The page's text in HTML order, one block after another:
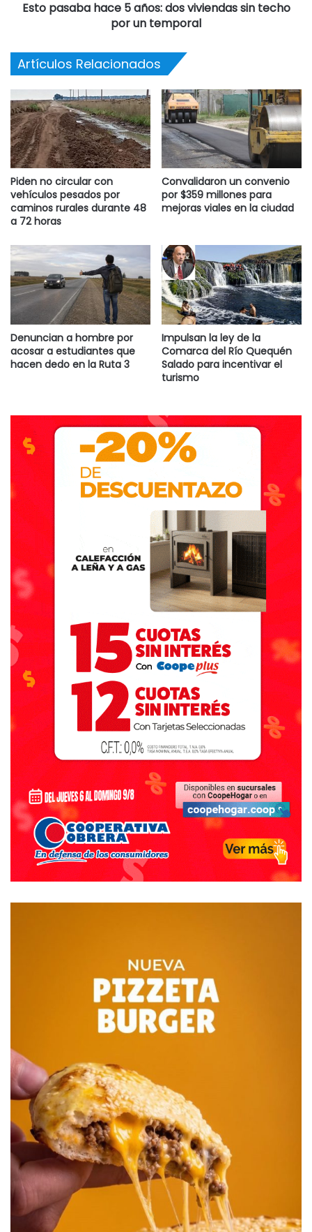
Esto pasaba hace 5 años: dos viviendas sin techo
por un temporal
Artículos Relacionados
Piden no circular con
vehículos pesados por
caminos rurales durante 48
a 72 horas
Convalidaron un convenio
por $359 millones para
mejoras viales en la ciudad
Denuncian a hombre por
acosar a estudiantes que
hacen dedo en la Ruta 3
Impulsan la ley de la
Comarca del Río Quequén
Salado para incentivar el
turismo